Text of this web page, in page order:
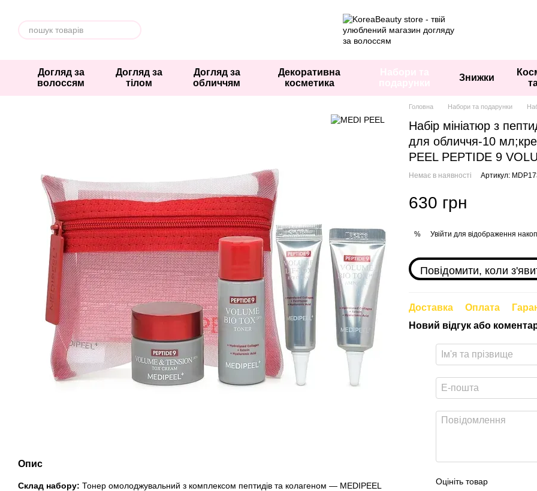
Догляд за
волоссям
Догляд за
тілом
Догляд за
обличчям
Декоративна
косметика
Знижки
Опис
Склад набору: Тонер омолоджувальний з комплексом пептидів та колагеном — MEDIPEEL
Головна Набори та подарунки
Набір мініатюр з
для обличчя-10
PEEL PEPTIDE 9
Немає в наявності Артикул:
630 грн
% Увійти для відображення
Повідомити, коли
Доставка Оплата
Новий відгук або
Оцініть товар